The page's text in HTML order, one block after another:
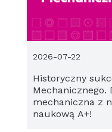
Historyczny
Mechanicznego.
mechaniczna z
naukową A+!
2026-07-22